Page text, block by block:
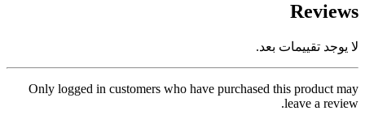
Reviews
لا يوجد تقييمات بعد.
Only logged in customers who have purchased this product may
leave a review.